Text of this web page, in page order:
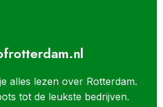
alles lezen over Rotterdam.
tot de leukste bedrijven.